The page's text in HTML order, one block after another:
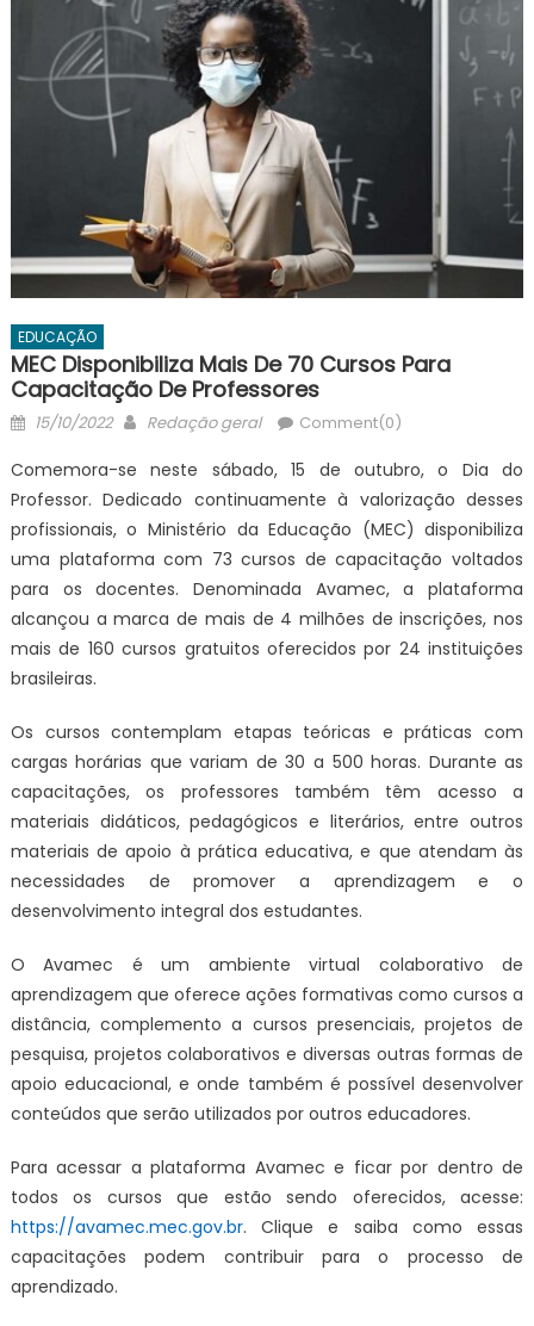
EDUCAÇÃO
MEC Disponibiliza Mais De 70 Cursos Para
Capacitação De Professores
Posted
15/10/2022 Author
Redação geral Comment(0)
Comemora-se neste sábado, 15 de outubro, o Dia do
Professor. Dedicado continuamente à valorização desses
profissionais, o Ministério da Educação (MEC) disponibiliza
uma plataforma com 73 cursos de capacitação voltados
para os docentes. Denominada Avamec, a plataforma
alcançou a marca de mais de 4 milhões de inscrições, nos
mais de 160 cursos gratuitos oferecidos por 24 instituições
brasileiras.
Os cursos contemplam etapas teóricas e práticas com
cargas horárias que variam de 30 a 500 horas. Durante as
capacitações, os professores também têm acesso a
materiais didáticos, pedagógicos e literários, entre outros
materiais de apoio à prática educativa, e que atendam às
necessidades de promover a aprendizagem e o
desenvolvimento integral dos estudantes.
O Avamec é um ambiente virtual colaborativo de
aprendizagem que oferece ações formativas como cursos a
distância, complemento a cursos presenciais, projetos de
pesquisa, projetos colaborativos e diversas outras formas de
apoio educacional, e onde também é possível desenvolver
conteúdos que serão utilizados por outros educadores.
Para acessar a plataforma Avamec e ficar por dentro de
todos os cursos que estão sendo oferecidos, acesse:
https://avamec.mec.gov.br. Clique e saiba como essas
capacitações podem contribuir para o processo de
aprendizado.